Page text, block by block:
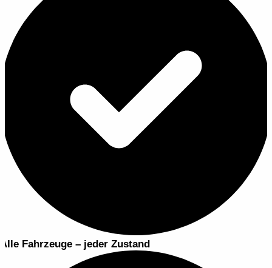
Alle Fahrzeuge – jeder Zustand